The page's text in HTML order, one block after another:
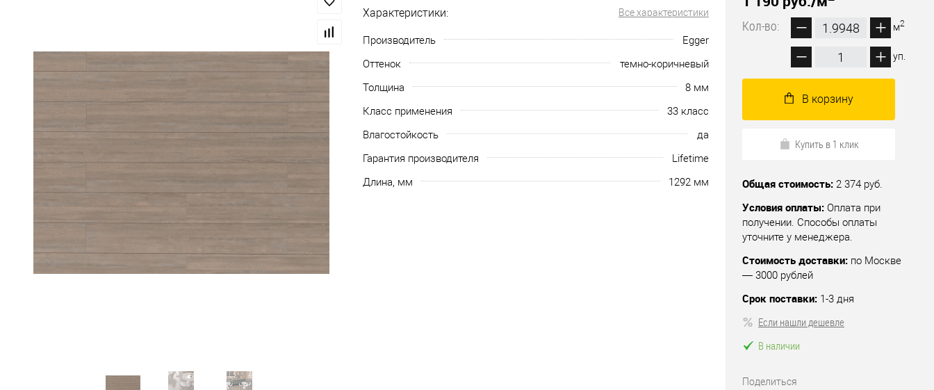
Характеристики: Все характеристики
Производитель
Egger
Оттенок
темно-коричневый
Толщина
8 мм
Класс применения
33 класс
Влагостойкость
да
Гарантия производителя
Lifetime
Длина, мм
1292 мм
Кол-во:
м2
уп.
В корзину
Купить в 1 клик
Общая стоимость: 2 374 руб.
Условия оплаты: Оплата при
получении. Способы оплаты
уточните у менеджера.
Стоимость доставки: по Москве
— 3000 рублей
Срок поставки: 1-3 дня
Если нашли дешевле
В наличии
Поделиться